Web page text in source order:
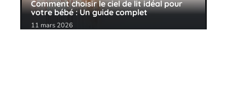
Comment choisir le ciel de lit idéal pour
votre bébé : Un guide complet
11 mars 2026